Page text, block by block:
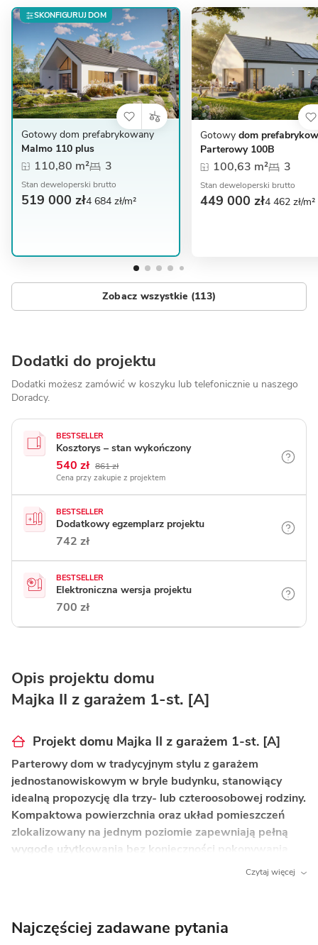
SKONFIGURUJ DOM
Gotowy dom prefabrykowany
Malmo 110 plus
110,80 m² 3
Stan deweloperski brutto
519 000 zł4 684 zł/m²
Gotowy dom
Parterowy 100B
100,63 m² 3
Stan deweloperski brutto
449 000 zł4 462 zł/m²
Zobacz wszystkie (113)
Dodatki do projektu
Dodatki możesz zamówić w koszyku lub telefonicznie u naszego
Doradcy.
BESTSELLER
Kosztorys – stan wykończony
861 zł
540 zł
Cena przy zakupie z projektem
BESTSELLER
Dodatkowy egzemplarz projektu
742 zł
BESTSELLER
Elektroniczna wersja projektu
700 zł
Opis projektu domu
Majka II z garażem 1-st. [A]
Projekt domu Majka II z garażem 1-st. [A]
Parterowy dom w tradycyjnym stylu z garażem
jednostanowiskowym w bryle budynku, stanowiący
idealną propozycję dla trzy- lub czteroosobowej rodziny.
Kompaktowa powierzchnia oraz układ pomieszczeń
zlokalizowany na jednym poziomie zapewniają pełną
wygodę użytkowania bez konieczności pokonywania
Wygoda domu parterowego– cała przestrzeń
użytkowa znajduje się na jednej kondygnacji,
Czytaj więcej
Najczęściej zadawane pytania